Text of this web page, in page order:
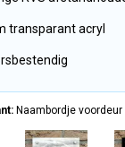
transparant acryl
Naambordje